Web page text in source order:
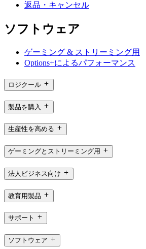
返品・キャンセル
ソフトウェア
ゲーミング & ストリーミング用
Options+によるパフォーマンス
ロジクール
製品を購入
生産性を高める
ゲーミングとストリーミング用
法人ビジネス向け
教育用製品
サポート
ソフトウェア